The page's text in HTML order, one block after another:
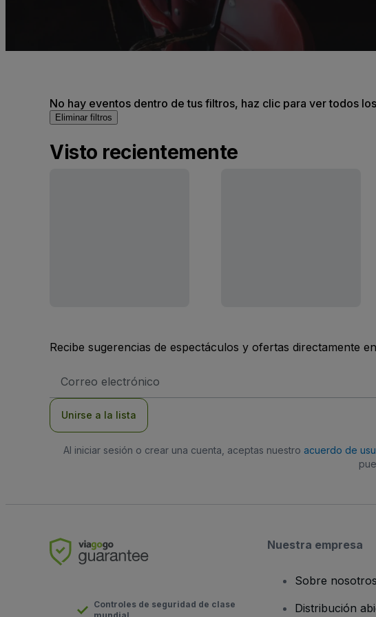
No hay eventos dentro de tus filtros, haz clic para ver todos
Eliminar filtros
Visto recientemente
Recibe sugerencias de espectáculos y ofertas directamente
de
Unirse a la lista
Al iniciar sesión o crear una cuenta, aceptas nuestro acuerdo de
Controles de seguridad de clase
Nuestra empresa
Sobre nosotros
Distribución